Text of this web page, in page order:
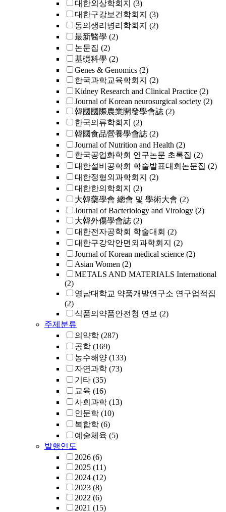
대한외상학회지 (3)
대한구강보건학회지 (3)
동의생리병리학회지 (2)
最新醫學 (2)
논문집 (2)
基礎科學 (2)
Genes & Genomics (2)
한국과학교육학회지 (2)
Kidney Research and Clinical Practice (2)
Journal of Korean neurosurgical society (2)
韓國國際農業開發學會誌 (2)
한국의류학회지 (2)
韓國食品營養學會誌 (2)
Journal of Nutrition and Health (2)
한국공업화학회 연구논문 초록집 (2)
대한설비공학회 학술발표대회논문집 (2)
대한정형외과학회지 (2)
대한한의학회지 (2)
大韓藥學會 總會 및 學術大會 (2)
Journal of Bacteriology and Virology (2)
大韓外傷學會誌 (2)
대한전자공학회 학술대회 (2)
대한구강악안면외과학회지 (2)
Journal of Korean medical science (2)
Asian Women (2)
METALS AND MATERIALS International
(2)
영남대학교 약품개발연구소 연구업적집
(2)
식품의약품안전청 연보 (2)
주제분류
의약학 (287)
공학 (169)
농수해양 (133)
자연과학 (73)
기타 (35)
교육 (16)
사회과학 (13)
인문학 (10)
복합학 (6)
예술체육 (5)
발행연도
2026 (6)
2025 (11)
2024 (12)
2023 (8)
2022 (6)
2021 (15)